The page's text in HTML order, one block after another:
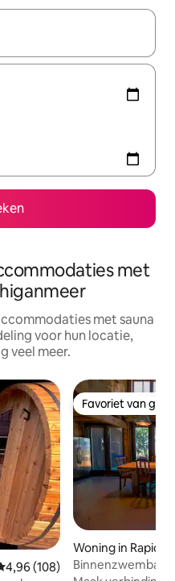
zijn, maak je een keuze
met
met sauna
voor hun locatie,
veel meer.
beoordeling van
4,96 (108)
Favoriet van
Favoriet van
Woning in Rapid
Binnenzwembad,